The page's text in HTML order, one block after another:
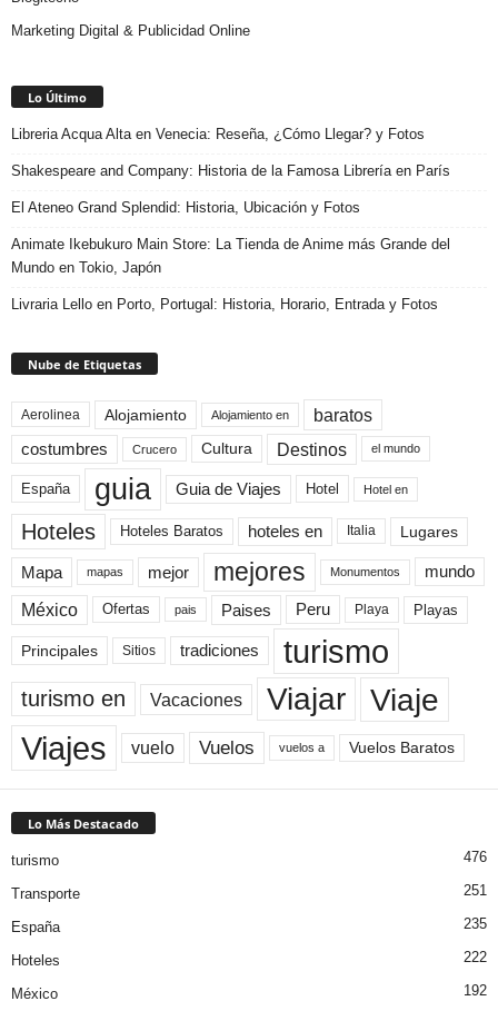
Marketing Digital & Publicidad Online
Lo Último
Libreria Acqua Alta en Venecia: Reseña, ¿Cómo Llegar? y Fotos
Shakespeare and Company: Historia de la Famosa Librería en París
El Ateneo Grand Splendid: Historia, Ubicación y Fotos
Animate Ikebukuro Main Store: La Tienda de Anime más Grande del
Mundo en Tokio, Japón
Livraria Lello en Porto, Portugal: Historia, Horario, Entrada y Fotos
Nube de Etiquetas
Aerolinea Alojamiento Alojamiento en baratos
costumbres Crucero Cultura Destinos el mundo
España guia Guia de Viajes Hotel Hotel en
Hoteles Hoteles Baratos hoteles en Italia Lugares
Mapa mapas mejor mejores Monumentos mundo
México Ofertas pais Paises Peru Playa Playas
Principales Sitios tradiciones turismo
turismo en Vacaciones Viajar Viaje
Viajes vuelo Vuelos vuelos a Vuelos Baratos
Lo Más Destacado
turismo 476
Transporte 251
España 235
Hoteles 222
México 192